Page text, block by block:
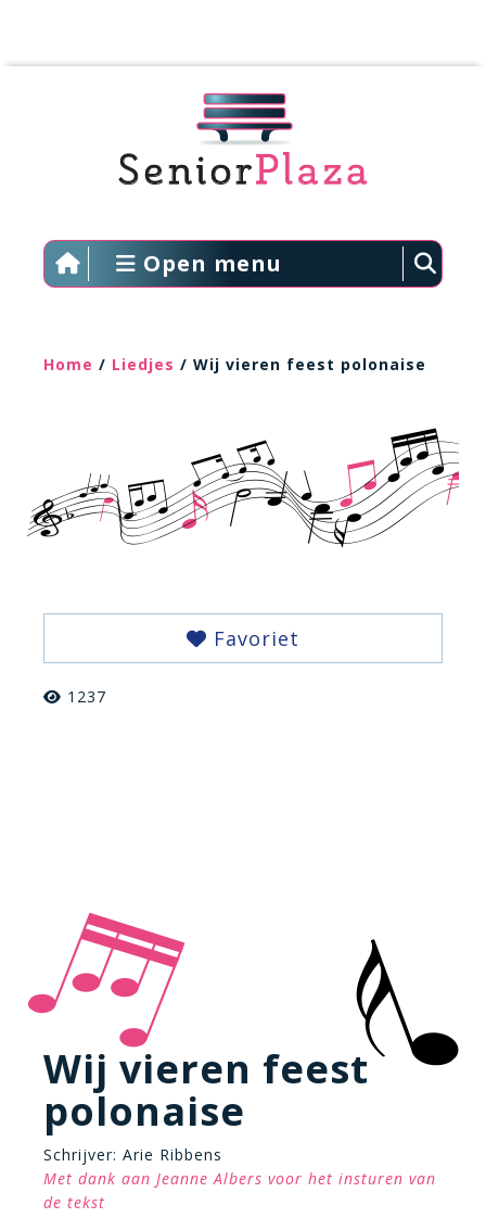
Open menu
Home / Liedjes / Wij vieren feest polonaise
Favoriet
1237
Wij vieren feest
polonaise
Schrijver: Arie Ribbens
Met dank aan Jeanne Albers voor het insturen van
de tekst